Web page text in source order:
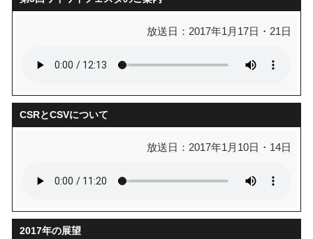
放送日：2017年1月17日・21日
CSRとCSVについて
放送日：2017年1月10日・14日
2017年の展望